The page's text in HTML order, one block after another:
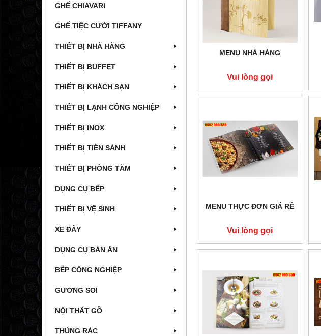
GHẾ CHIAVARI
GHẾ TIỆC CƯỚI TIFFANY
THIẾT BỊ NHÀ HÀNG
THIẾT BỊ BUFFET
THIẾT BỊ KHÁCH SẠN
THIẾT BỊ LẠNH CÔNG NGHIỆP
THIẾT BỊ INOX
THIẾT BỊ TIỀN SẢNH
THIẾT BỊ PHÒNG TẮM
DỤNG CỤ BẾP
THIẾT BỊ VỆ SINH
XE ĐẨY
DỤNG CỤ BÀN ĂN
BẾP CÔNG NGHIỆP
GƯƠNG SOI
NỘI THẤT GỖ
THÙNG RÁC
MENU NHÀ HÀNG
Vui lòng gọi
MENU THỰC ĐƠN GIÁ RẺ
Vui lòng gọi